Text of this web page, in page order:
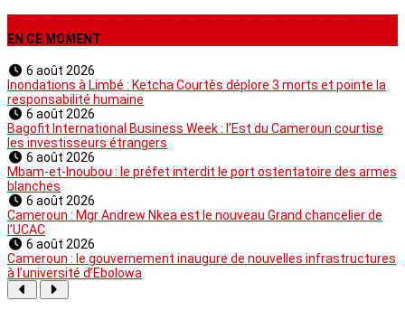
EN CE MOMENT
6 août 2026
Inondations à Limbé : Ketcha Courtès déplore 3 morts et pointe la
responsabilité humaine
6 août 2026
Bagofit International Business Week : l’Est du Cameroun courtise
les investisseurs étrangers
6 août 2026
Mbam-et-Inoubou : le préfet interdit le port ostentatoire des armes
blanches
6 août 2026
Cameroun : Mgr Andrew Nkea est le nouveau Grand chancelier de
l’UCAC
6 août 2026
Cameroun : le gouvernement inaugure de nouvelles infrastructures
à l’université d’Ebolowa